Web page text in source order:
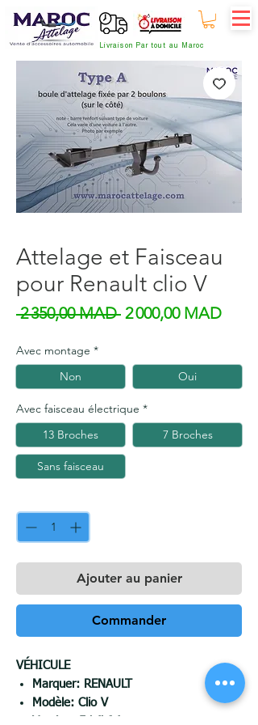
Livraison Par tout au Maroc
Attelage et Faisceau
pour Renault clio V
2 350,00 MAD Prix original
2 000,00 MADPrix
Avec montage *
Non
Oui
Avec faisceau électrique *
13 Broches
7 Broches
Sans faisceau
Ajouter au panier
Commander
VÉHICULE
Marquer: RENAULT
Modèle: Clio V